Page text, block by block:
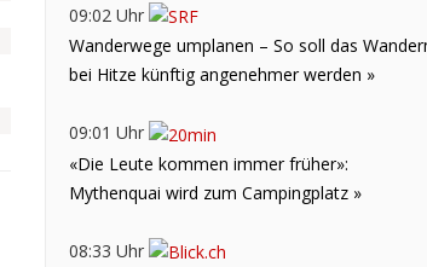
09:02 Uhr
Wanderwege umplanen – So soll das
bei Hitze künftig angenehmer werden »
09:01 Uhr
«Die Leute kommen immer früher»:
Mythenquai wird zum Campingplatz »
08:33 Uhr